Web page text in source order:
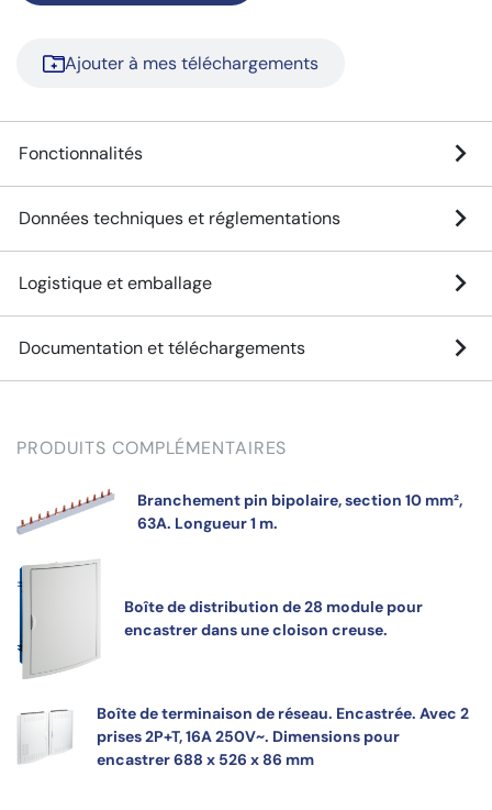
Ajouter à mes téléchargements
Fonctionnalités
Données techniques et réglementations
Logistique et emballage
Documentation et téléchargements
PRODUITS COMPLÉMENTAIRES
Branchement pin bipolaire, section 10 mm²,
63A. Longueur 1 m.
Boîte de distribution de 28 module pour
encastrer dans une cloison creuse.
Boîte de terminaison de réseau. Encastrée. Avec 2
prises 2P+T, 16A 250V~. Dimensions pour
encastrer 688 x 526 x 86 mm